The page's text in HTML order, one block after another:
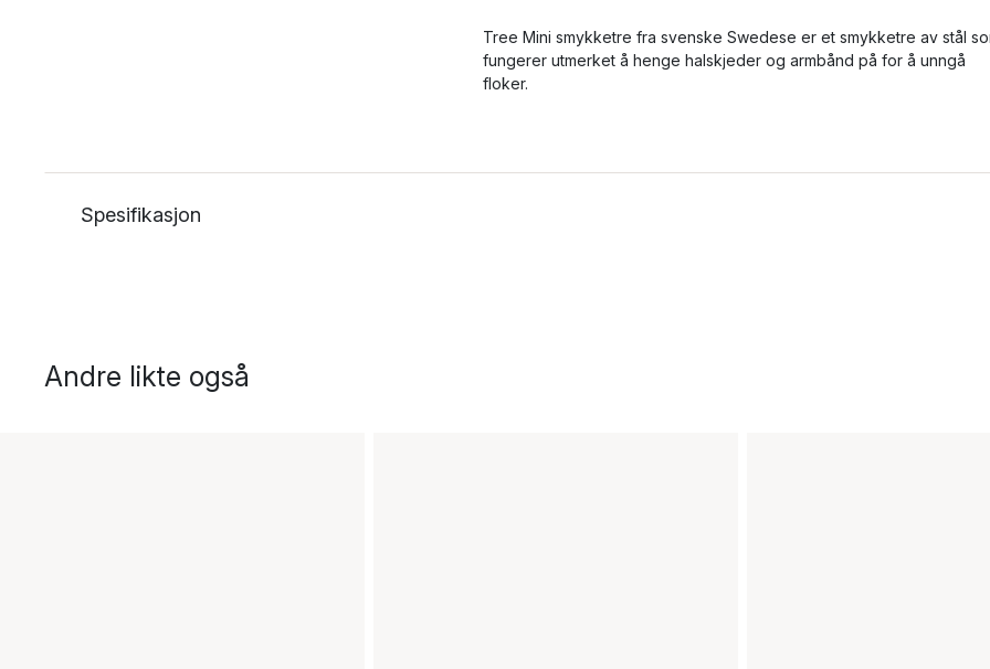
Tree Mini smykketre fra svenske Swedese er et smykketre av stål
fungerer utmerket å henge halskjeder og armbånd på for å unngå
floker.
Spesifikasjon
Andre likte også